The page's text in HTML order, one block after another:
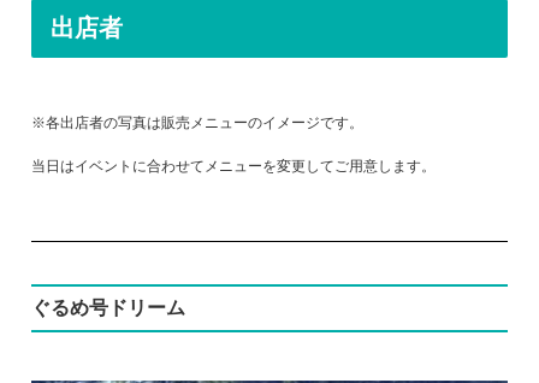
出店者
※各出店者の写真は販売メニューのイメージです。
当日はイベントに合わせてメニューを変更してご用意します。
ぐるめ号ドリーム